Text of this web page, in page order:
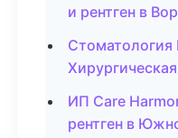
и рентген в
ИП Care
рентген в